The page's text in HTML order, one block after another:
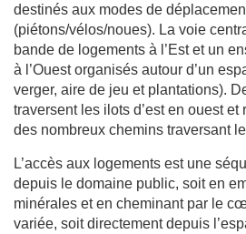
destinés aux modes de
(piétons/vélos/noues). La voie
bande de logements à l’Est et un
à l’Ouest organisés autour d’un
verger, aire de jeu et plantations).
traversent les ilots d’est en ouest
des nombreux chemins traversant
L’accès aux logements est une
depuis le domaine public, soit en
minérales et en cheminant par le
variée, soit directement depuis